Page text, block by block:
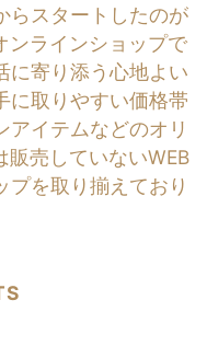
らスタートしたのが
ンラインショップで
に寄り添う心地よい
に取りやすい価格帯
アイテムなどのオリ
販売していないWEB
プを取り揃えており